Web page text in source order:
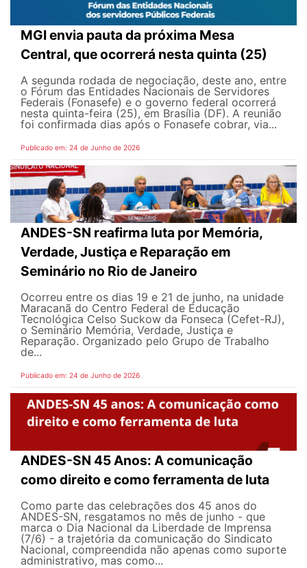
MGI envia pauta da próxima Mesa
Central, que ocorrerá nesta quinta (25)
A segunda rodada de negociação, deste ano, entre
o Fórum das Entidades Nacionais de Servidores
Federais (Fonasefe) e o governo federal ocorrerá
nesta quinta-feira (25), em Brasília (DF). A reunião
foi confirmada dias após o Fonasefe cobrar, via...
Publicado em: 24 de Junho de 2026
ANDES-SN reafirma luta por Memória,
Verdade, Justiça e Reparação em
Seminário no Rio de Janeiro
Ocorreu entre os dias 19 e 21 de junho, na unidade
Maracanã do Centro Federal de Educação
Tecnológica Celso Suckow da Fonseca (Cefet-RJ),
o Seminário Memória, Verdade, Justiça e
Reparação. Organizado pelo Grupo de Trabalho
de...
Publicado em: 24 de Junho de 2026
ANDES-SN 45 Anos: A comunicação
como direito e como ferramenta de luta
Como parte das celebrações dos 45 anos do
ANDES-SN, resgatamos no mês de junho - que
marca o Dia Nacional da Liberdade de Imprensa
(7/6) - a trajetória da comunicação do Sindicato
Nacional, compreendida não apenas como suporte
administrativo, mas como...